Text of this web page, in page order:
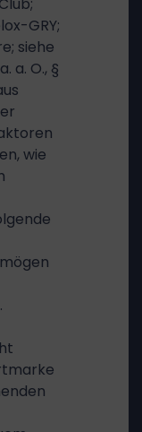
GRY;
siehe
a. O., §
wie
.